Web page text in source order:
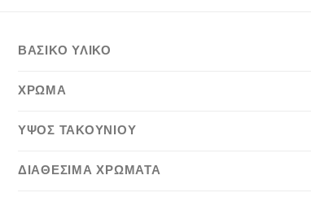
ΒΑΣΙΚΟ ΥΛΙΚΟ
ΧΡΩΜΑ
ΥΨΟΣ ΤΑΚΟΥΝΙΟΥ
ΔΙΑΘΕΣΙΜΑ ΧΡΩΜΑΤΑ